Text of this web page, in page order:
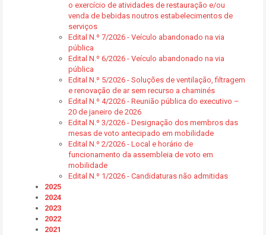
o exercício de atividades de restauração e/ou
venda de bebidas noutros estabelecimentos de
serviços
Edital N.º 7/2026 - Veículo abandonado na via
pública
Edital N.º 6/2026 - Veículo abandonado na via
pública
Edital N.º 5/2026 - Soluções de ventilação, filtragem
e renovação de ar sem recurso a chaminés
Edital N.º 4/2026 - Reunião pública do executivo –
20 de janeiro de 2026
Edital N.º 3/2026 - Designação dos membros das
mesas de voto antecipado em mobilidade
Edital N.º 2/2026 - Local e horário de
funcionamento da assembleia de voto em
mobilidade
Edital N.º 1/2026 - Candidaturas não admitidas
2025
2024
2023
2022
2021